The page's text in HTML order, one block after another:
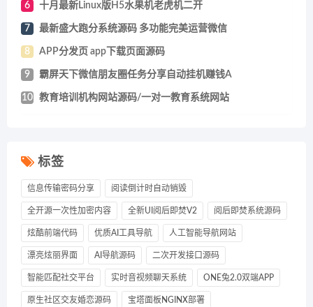
6 十月最新Linux版H5水果机老虎机二开
7 最新盛大跑分系统源码 多功能完美运营微信
8 APP分发页 app下载页面源码
9 霸屏天下微信朋友圈任务分享自动挂机赚钱A
10 教育培训机构网站源码/一对一教育系统网站
标签
信息传输密码分享 阅读倒计时自动销毁
全开源一次性加密内容 全新UI阅后即焚V2 阅后即焚系统源码
炫酷前端代码 优质AI工具导航 人工智能导航网站
漂亮炫丽界面 AI导航源码 二次开发接口源码
智能匹配社交平台 实时音视频聊天系统 ONE兔2.0双端APP
原生社区交友婚恋源码 宝塔面板NGINX部署